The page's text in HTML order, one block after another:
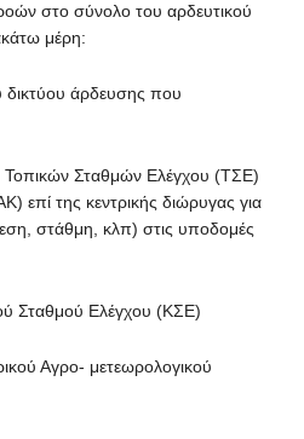
στο σύνολο του αρδευτικού
μέρη:
δικτύου άρδευσης που
Τοπικών Σταθμών Ελέγχου (ΤΣΕ)
επί της κεντρικής διώρυγας για
στάθμη, κλπ) στις υποδομές
Σταθμού Ελέγχου (ΚΣΕ)
Αγρο- μετεωρολογικού